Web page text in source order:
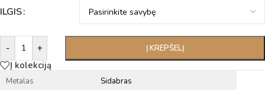
ILGIS
- + Į KREPŠELĮ
Alternative:
Į kolekciją
Metalas Sidabras